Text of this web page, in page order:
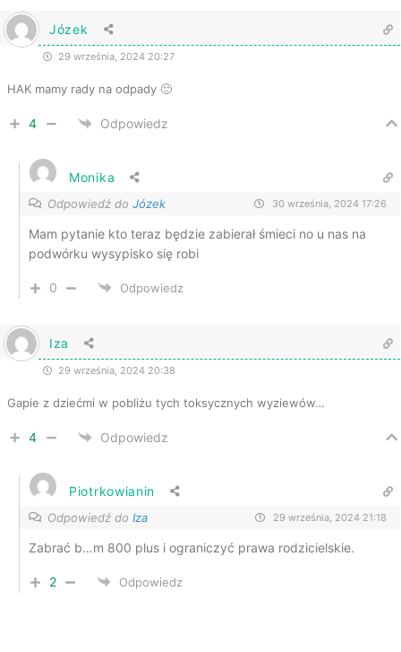
Józek
29 września, 2024 20:27
HAK mamy rady na odpady 🙂
4 Odpowiedz
Monika
Odpowiedź do Józek 30 września, 2024 17:26
Mam pytanie kto teraz będzie zabierał śmieci no u nas na
podwórku wysypisko się robi
0 Odpowiedz
Iza
29 września, 2024 20:38
Gapie z dziećmi w pobliżu tych toksycznych wyziewów…
4 Odpowiedz
Piotrkowianin
Odpowiedź do Iza 29 września, 2024 21:18
Zabrać b…m 800 plus i ograniczyć prawa rodzicielskie.
2 Odpowiedz